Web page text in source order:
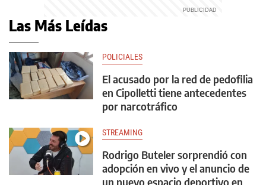
Las Más Leídas
POLICIALES
El acusado por la red de pedofilia
en Cipolletti tiene antecedentes
por narcotráfico
STREAMING
Rodrigo Buteler sorprendió con
adopción en vivo y el anuncio de
un nuevo espacio deportivo en